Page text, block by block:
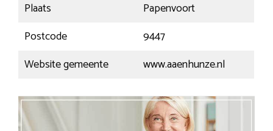
Plaats
Papenvoort
Postcode
9447
Website gemeente
www.aaenhunze.nl